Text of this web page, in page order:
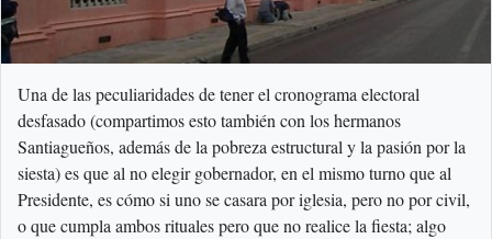
Una de las peculiaridades de tener el cronograma electoral
desfasado (compartimos esto también con los hermanos
Santiagueños, además de la pobreza estructural y la pasión por la
siesta) es que al no elegir gobernador, en el mismo turno que al
Presidente, es cómo si uno se casara por iglesia, pero no por civil,
o que cumpla ambos rituales pero que no realice la fiesta; algo